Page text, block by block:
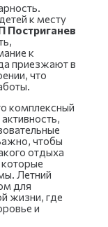
к месту
Постриганев
к
приезжают в
что
комплексный
чтобы
отдыха
которые
Летний
для
жизни, где
и